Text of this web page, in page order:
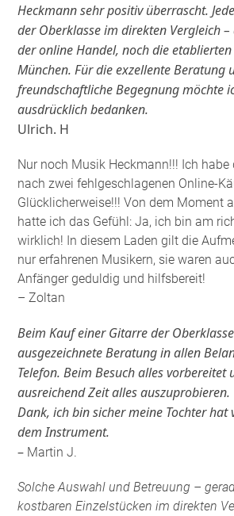
Heckmann sehr positiv überrascht.
der Oberklasse im direkten Vergleich
der online Handel, noch die
München. Für die exzellente Beratung
freundschaftliche Begegnung möchte
ausdrücklich bedanken.
Ulrich. H
Nur noch Musik Heckmann!!! Ich
nach zwei fehlgeschlagenen Online-
Glücklicherweise!!! Von dem Moment
hatte ich das Gefühl: Ja, ich bin am
wirklich! In diesem Laden gilt die
nur erfahrenen Musikern, sie waren
Anfänger geduldig und hilfsbereit!
– Zoltan
Beim Kauf einer Gitarre der
ausgezeichnete Beratung in allen
Telefon. Beim Besuch alles vorbereitet
ausreichend Zeit alles
Dank, ich bin sicher meine Tochter hat
dem Instrument.
– Martin J.
Solche Auswahl und Betreuung –
kostbaren Einzelstücken im direkten